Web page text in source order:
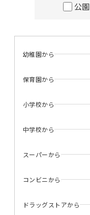
公園
幼稚園から
保育園から
小学校から
中学校から
スーパーから
コンビニから
ドラッグストアから